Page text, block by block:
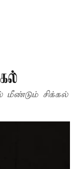
மீண்டும் சிக்கல்